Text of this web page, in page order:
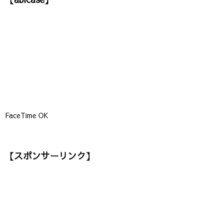
FaceTime OK
【スポンサーリンク】